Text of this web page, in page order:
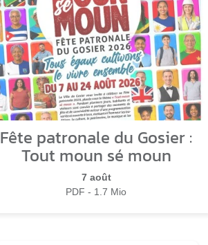
Fête patronale du Gosier :
Tout moun sé moun
7 août
PDF - 1.7 Mio